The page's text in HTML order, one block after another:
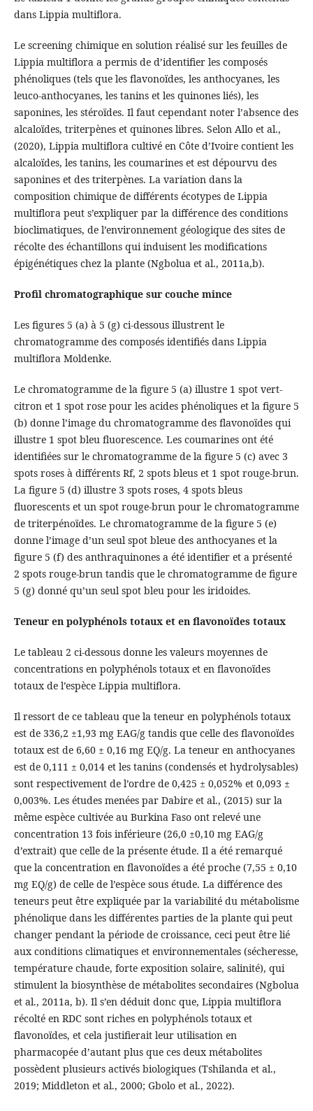
dans Lippia multiflora.
Le screening chimique en solution réalisé sur les feuilles de
Lippia multiflora a permis de d’identifier les composés
phénoliques (tels que les flavonoïdes, les anthocyanes, les
leuco-anthocyanes, les tanins et les quinones liés), les
saponines, les stéroïdes. Il faut cependant noter l’absence des
alcaloïdes, triterpènes et quinones libres. Selon Allo et al.,
(2020), Lippia multiflora cultivé en Côte d’Ivoire contient les
alcaloïdes, les tanins, les coumarines et est dépourvu des
saponines et des triterpènes. La variation dans la
composition chimique de différents écotypes de Lippia
multiflora peut s’expliquer par la différence des conditions
bioclimatiques, de l’environnement géologique des sites de
récolte des échantillons qui induisent les modifications
épigénétiques chez la plante (Ngbolua et al., 2011a,b).
Profil chromatographique sur couche mince
Les figures 5 (a) à 5 (g) ci-dessous illustrent le
chromatogramme des composés identifiés dans Lippia
multiflora Moldenke.
Le chromatogramme de la figure 5 (a) illustre 1 spot vert-
citron et 1 spot rose pour les acides phénoliques et la figure 5
(b) donne l’image du chromatogramme des flavonoïdes qui
illustre 1 spot bleu fluorescence. Les coumarines ont été
identifiées sur le chromatogramme de la figure 5 (c) avec 3
spots roses à différents Rf, 2 spots bleus et 1 spot rouge-brun.
La figure 5 (d) illustre 3 spots roses, 4 spots bleus
fluorescents et un spot rouge-brun pour le chromatogramme
de triterpénoïdes. Le chromatogramme de la figure 5 (e)
donne l’image d’un seul spot bleue des anthocyanes et la
figure 5 (f) des anthraquinones a été identifier et a présenté
2 spots rouge-brun tandis que le chromatogramme de figure
5 (g) donné qu’un seul spot bleu pour les iridoides.
Teneur en polyphénols totaux et en flavonoïdes totaux
Le tableau 2 ci-dessous donne les valeurs moyennes de
concentrations en polyphénols totaux et en flavonoïdes
totaux de l’espèce Lippia multiflora.
Il ressort de ce tableau que la teneur en polyphénols totaux
est de 336,2 ±1,93 mg EAG/g tandis que celle des flavonoïdes
totaux est de 6,60 ± 0,16 mg EQ/g. La teneur en anthocyanes
est de 0,111 ± 0,014 et les tanins (condensés et hydrolysables)
sont respectivement de l’ordre de 0,425 ± 0,052% et 0,093 ±
0,003%. Les études menées par Dabire et al., (2015) sur la
même espèce cultivée au Burkina Faso ont relevé une
concentration 13 fois inférieure (26,0 ±0,10 mg EAG/g
d’extrait) que celle de la présente étude. Il a été remarqué
que la concentration en flavonoïdes a été proche (7,55 ± 0,10
mg EQ/g) de celle de l’espèce sous étude. La différence des
teneurs peut être expliquée par la variabilité du métabolisme
phénolique dans les différentes parties de la plante qui peut
changer pendant la période de croissance, ceci peut être lié
aux conditions climatiques et environnementales (sécheresse,
température chaude, forte exposition solaire, salinité), qui
stimulent la biosynthèse de métabolites secondaires (Ngbolua
et al., 2011a, b). Il s’en déduit donc que, Lippia multiflora
récolté en RDC sont riches en polyphénols totaux et
flavonoïdes, et cela justifierait leur utilisation en
pharmacopée d’autant plus que ces deux métabolites
possèdent plusieurs activés biologiques (Tshilanda et al.,
2019; Middleton et al., 2000; Gbolo et al., 2022).